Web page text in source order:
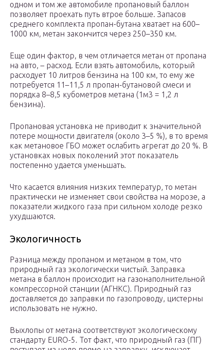
одном и том же автомобиле пропановый баллон
позволяет проехать путь втрое больше. Запасов
среднего комплекта пропан-бутана хватает на 600–
1000 км, метан закончится через 250–350 км.
Еще один фактор, в чем отличается метан от пропана
на авто, – расход. Если взять автомобиль, который
расходует 10 литров бензина на 100 км, то ему же
потребуется 11–11,5 л пропан-бутановой смеси и
порядка 8–8,5 кубометров метана (1м3 = 1,2 л
бензина).
Пропановая установка не приводит к значительной
потере мощности двигателя (около 3–5 %), в то время
как метановое ГБО может ослабить агрегат до 20 %. В
установках новых поколений этот показатель
постепенно удается уменьшать.
Что касается влияния низких температур, то метан
практически не изменяет свои свойства на морозе, а
показатели жидкого газа при сильном холоде резко
ухудшаются.
Экологичность
Разница между пропаном и метаном в том, что
природный газ экологически чистый. Заправка
метана в баллон происходит на газонаполнительной
компрессорной станции (АГНКС). Природный газ
доставляется до заправки по газопроводу, цистерны
использовать не нужно.
Выхлопы от метана соответствуют экологическому
стандарту EURO-5. Тот факт, что природный газ (ПГ)